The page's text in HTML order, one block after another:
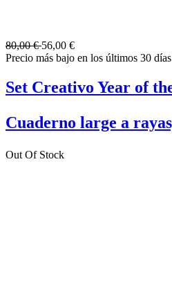
80,00 €56,00 €
Precio más bajo en los últimos 30
Set Creativo Year of
Cuaderno large a
Out Of Stock